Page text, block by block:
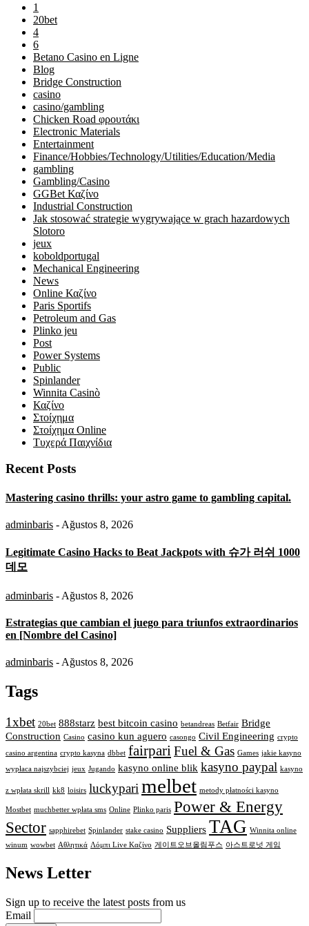
1
20bet
4
6
Betano Casino en Ligne
Blog
Bridge Construction
casino
casino/gambling
Chicken Road φρουτάκι
Electronic Materials
Entertainment
Finance/Hobbies/Technology/Utilities/Education/Media
gambling
Gambling/Casino
GGBet Καζίνο
Industrial Construction
Jak stosować strategie wygrywające w grach hazardowych
Slotoro
jeux
koboldportugal
Mechanical Engineering
News
Online Καζίνο
Paris Sportifs
Petroleum and Gas
Plinko jeu
Post
Power Systems
Public
Spinlander
Winnita Casinò
Καζίνο
Στοίχημα
Στοίχημα Online
Τυχερά Παιχνίδια
Recent Posts
Mastering casino thrills: your astro game to gambling capital.
adminbaris - Ağustos 8, 2026
Legitimate Casino Hacks to Beat Jackpots with 슈가 러쉬 1000
데모
adminbaris - Ağustos 8, 2026
Estrategias que cambian el juego para triunfos extraordinarios
en [Nombre del Casino]
adminbaris - Ağustos 8, 2026
Tags
1xbet 20bet 888starz best bitcoin casino betandreas Betfair Bridge
Construction Casino casino kun aguero casongo Civil Engineering crypto
casino argentina crypto kasyna dbbet fairpariFuel & Gas Games jakie kasyno
wypłaca najszybciej jeux Jugando kasyno online blik kasyno paypal kasyno
z wpłata skrill kk8 loisirs luckypari melbet metody płatności kasyno
Mostbet muchbetter wpłata sms Online Plinko paris Power & Energy
Sector sapphirebet Spinlander stake casino Suppliers TAG Winnita online
winum wowbet Αθλητικά Λόμπι Live Καζίνο 게이트오브올림푸스 아스트로넛 게임
News Letter
Sign up to receive the latest posts from us
Email